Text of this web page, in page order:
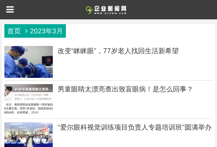
首页 2023年3月
改变“眯眯眼”，77岁老人找回生活新希望
男童眼睛太漂亮查出致盲眼病！是怎么回事？
“爱尔眼科视觉训练项目负责人专题培训班”圆满举办